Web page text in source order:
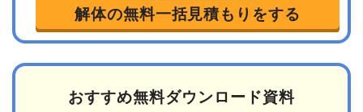
解体の無料一括見積もりをする
おすすめ無料ダウンロード資料